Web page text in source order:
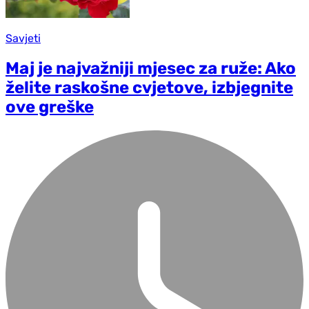
Savjeti
Maj je najvažniji mjesec za ruže: Ako
želite raskošne cvjetove, izbjegnite
ove greške